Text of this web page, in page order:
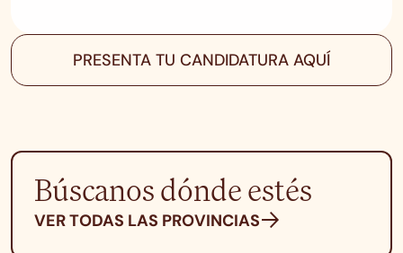
PRESENTA TU CANDIDATURA AQUÍ
Búscanos dónde estés
VER TODAS LAS PROVINCIAS